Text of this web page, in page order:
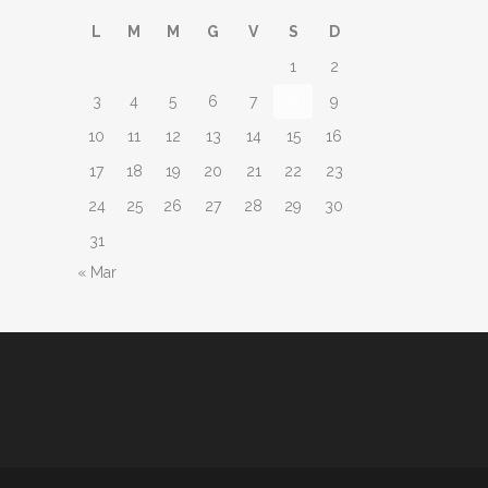
L M M G V S
D
1
2
3
4 5 6 7
9
10
11 12 13 14 15
16
17
18 19 20 21 22
23
24
25 26 27 28 29
30
31
« Mar